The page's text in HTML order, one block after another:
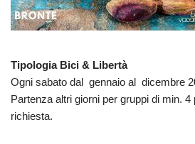
Tipologia Bici & Libertà
Ogni sabato dal gennaio al dicembre
Partenza altri giorni per gruppi di min.
richiesta.